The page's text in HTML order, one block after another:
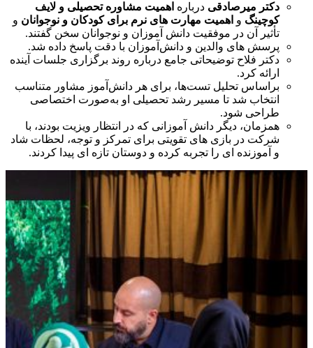
دکتر میرصادقیدرباره اهمیت مشاوره تحصیلی و لایف
کوچینگواهمیت مهارت های نرم برای کودکان و نوجوانانو
تأثیر آن در موفقیت دانش‌ آموزان و نوجوانان سخن گفتند.
پرسش‌ های والدین و دانش‌آموزان با دقت پاسخ داده شد.
دکتر فلاح توضیحاتی جامع درباره روند برگزاری جلسات آینده
ارائه کرد.
براساس تحلیل تست‌ها، برای هر دانش‌آموز مشاور متناسب
انتخاب شد تا مسیر رشد تحصیلی او به‌صورت اختصاصی
طراحی شود.
همزمان، دیگر دانش‌ آموزانی که در انتظار ویزیت بودند، با
شرکت در بازی‌ های تقویتی برای تمرکز و توجه، لحظات شاد
و آموزنده‌ ای را تجربه کرده و دوستان تازه‌ ای پیدا کردند.